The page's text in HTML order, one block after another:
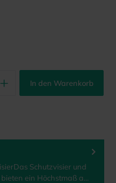
In den Warenkorb
Schutzvisier und
ein Höchstmaß a…